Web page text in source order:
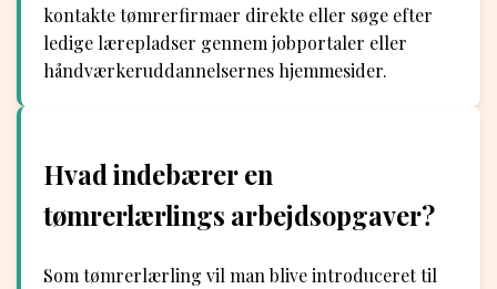
kontakte tømrerfirmaer direkte eller søge efter
ledige lærepladser gennem jobportaler eller
håndværkeruddannelsernes hjemmesider.
Hvad indebærer en
tømrerlærlings arbejdsopgaver?
Som tømrerlærling vil man blive introduceret til